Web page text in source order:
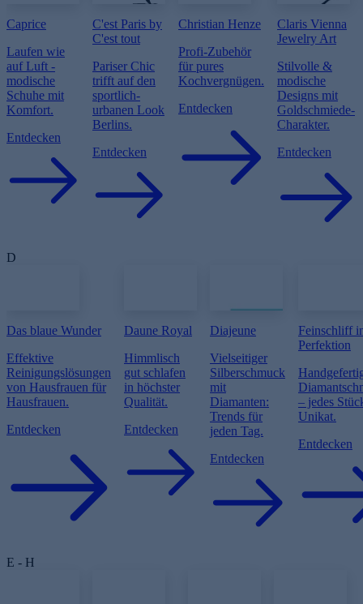
Caprice
Laufen wie
auf Luft -
modische
Schuhe mit
Komfort.
Entdecken
C'est Paris by
C'est tout
Pariser Chic
trifft auf den
sportlich-
urbanen Look
Berlins.
Entdecken
Christian Henze
Profi-Zubehör
für pures
Kochvergnügen.
Entdecken
Claris Vienna
Jewelry Art
Stilvolle &
modische
Designs mit
Goldschmiede-
Charakter.
Entdecken
D
Das blaue Wunder
Effektive
Reinigungslösungen
von Hausfrauen für
Hausfrauen.
Entdecken
Daune Royal
Himmlisch
gut schlafen
in höchster
Qualität.
Entdecken
Diajeune
Vielseitiger
Silberschmuck
mit
Diamanten:
Trends für
jeden Tag.
Entdecken
Feinschliff
Perfektion
– jedes
Unikat.
Entdecken
E - H